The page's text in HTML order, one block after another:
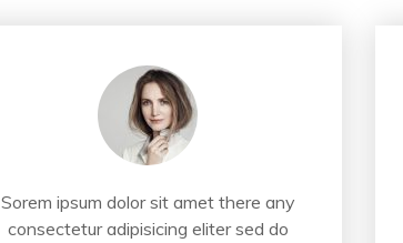
Sorem ipsum dolor sit amet there any
consectetur adipisicing eliter sed do